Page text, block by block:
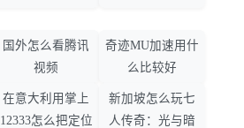
国外怎么看腾讯
视频
奇迹MU加速用什
么比较好
在意大利用掌上
12333怎么把定位
新加坡怎么玩七
人传奇：光与暗